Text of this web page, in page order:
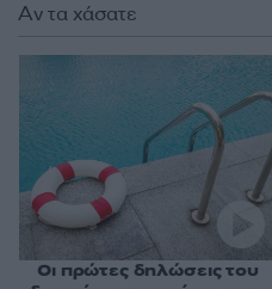
Αν τα χάσατε
Οι πρώτες δηλώσεις του